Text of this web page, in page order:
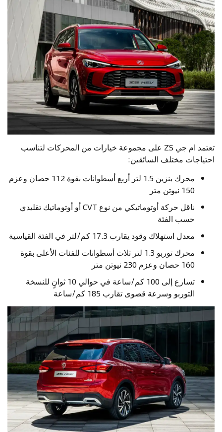
تعتمد ام جي ZS على مجموعة خيارات من المحركات لتناسب
احتياجات مختلف السائقين:
محرك بنزين 1.5 لتر أربع أسطوانات بقوة 112 حصان وعزم
150 نيوتن متر
ناقل حركة أوتوماتيكي من نوع CVT أو أوتوماتيك تقليدي
حسب الفئة
معدل استهلاك وقود يقارب 17.3 كم/لتر في الفئة القياسية
محرك توربو 1.3 لتر ثلاث أسطوانات للفئات الأعلى بقوة
160 حصان وعزم 230 نيوتن متر
تسارع إلى 100 كم/ساعة في حوالي 10 ثوانٍ للنسخة
التوربو وسرعة قصوى تقارب 185 كم/ساعة